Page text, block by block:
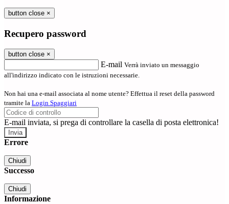
button close ×
Recupero password
button close ×
E-mail Verrà inviato un messaggio
all'indirizzo indicato con le istruzioni necessarie.
Non hai una e-mail associata al nome utente? Effettua il reset della password
tramite la Login Spaggiari
E-mail inviata, si prega di controllare la casella di posta elettronica!
Errore
Chiudi
Successo
Chiudi
Informazione